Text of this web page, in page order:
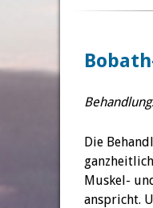
Die
Muskel-
anspricht.